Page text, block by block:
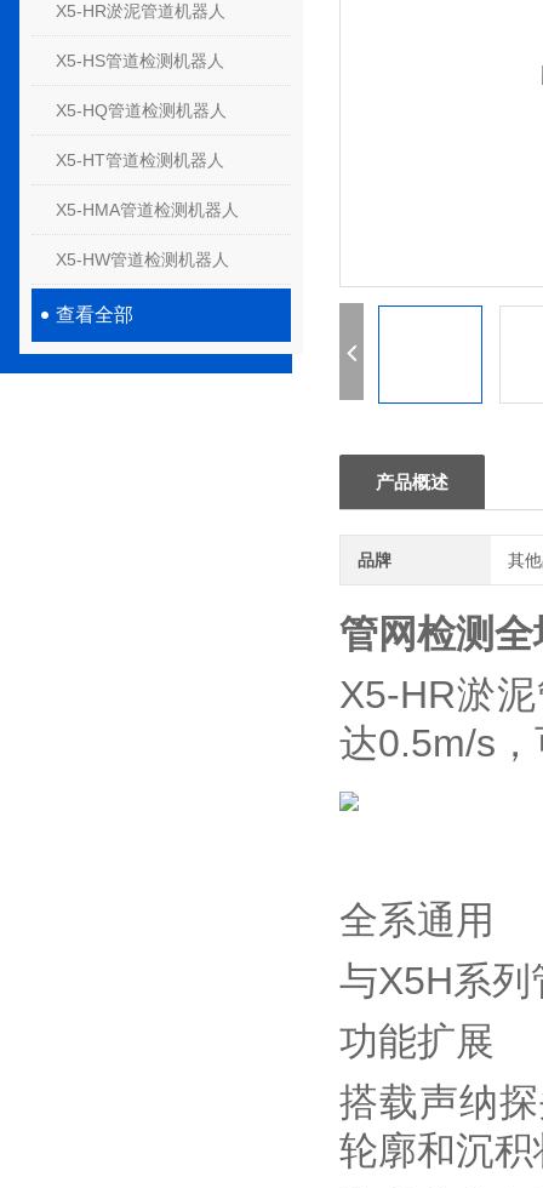
X5-HR淤泥管道机器人
X5-HS管道检测机器人
X5-HQ管道检测机器人
X5-HT管道检测机器人
X5-HMA管道检测机器人
X5-HW管道检测机器人
查看全部
产品概述
品牌 其
管网检测
X5-HR淤
达0.5m/s
全系通用
与X5H系
功能扩展
搭载声纳
轮廓和沉